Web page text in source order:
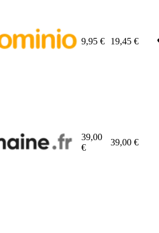
9,95 € 19,45 €
39,00
€
39,00 €